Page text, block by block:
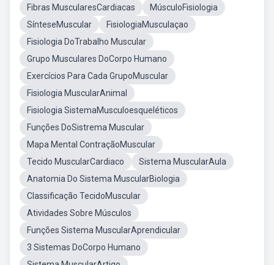
Fibras MuscularesCardiacas
MúsculoFisiologia
SínteseMuscular
FisiologiaMusculaçao
Fisiologia DoTrabalho Muscular
Grupo Musculares DoCorpo Humano
Exercícios Para Cada GrupoMuscular
Fisiologia MuscularAnimal
Fisiologia SistemaMusculoesqueléticos
Funções DoSistrema Muscular
Mapa Mental ContraçãoMuscular
Tecido MuscularCardiaco
Sistema MuscularAula
Anatomia Do Sistema MuscularBiologia
Classificação TecidoMuscular
Atividades Sobre Músculos
Funções Sistema MuscularAprendicular
3 Sistemas DoCorpo Humano